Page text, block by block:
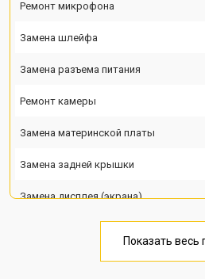
Ремонт микрофона
Замена шлейфа
Замена разъема питания
Ремонт камеры
Замена материнской платы
Замена задней крышки
Замена дисплея (экрана)
Замена кнопки включения
Показать весь